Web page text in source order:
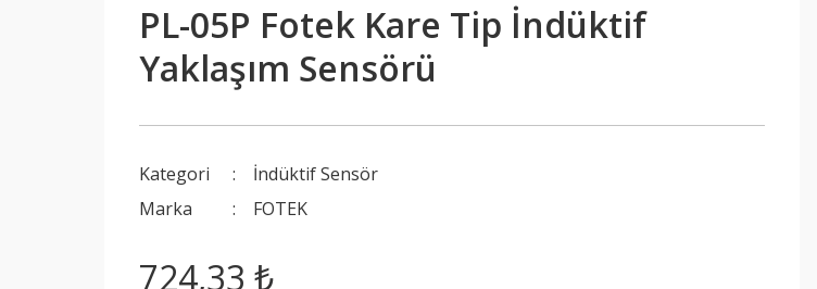
PL-05P Fotek Kare Tip İndüktif
Yaklaşım Sensörü
Kategori
İndüktif Sensör
Marka
FOTEK
724,33 ₺